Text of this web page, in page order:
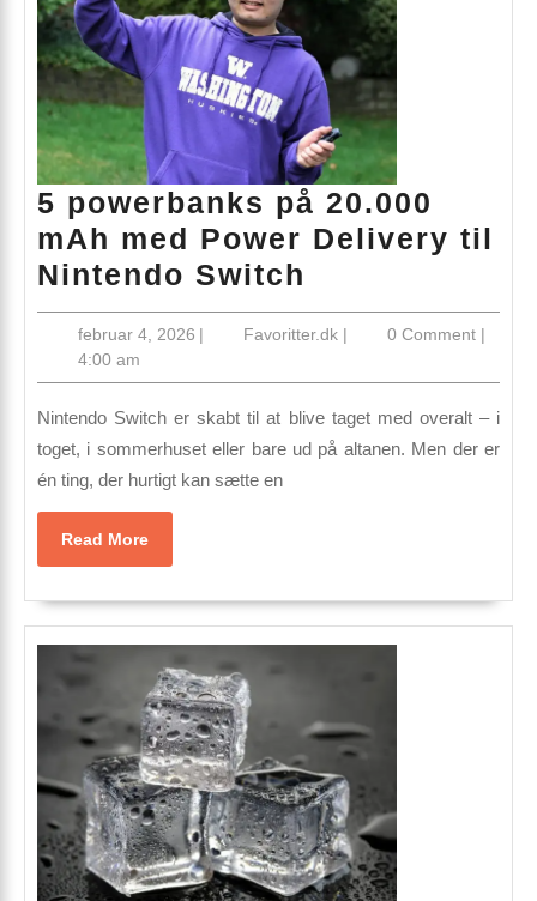
5 powerbanks på 20.000
mAh med Power Delivery til
Nintendo Switch
powerbanks
på
20.000
mAh
med
Nintendo
Switch
februar 4, 2026februar
2026
| Favoritter.dkFavoritter.dk
| 0 Comment |
4:00 am
Nintendo Switch er skabt til at blive taget med overalt – i
toget, i sommerhuset eller bare ud på altanen. Men der er
én ting, der hurtigt kan sætte en
Read MoreRead
More